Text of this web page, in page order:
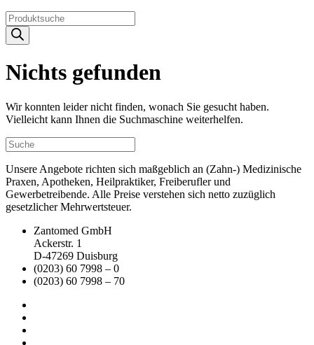
Products
search
Nichts gefunden
Wir konnten leider nicht finden, wonach Sie gesucht haben.
Vielleicht kann Ihnen die Suchmaschine weiterhelfen.
Unsere Angebote richten sich maßgeblich an (Zahn-) Medizinische
Praxen, Apotheken, Heilpraktiker, Freiberufler und
Gewerbetreibende. Alle Preise verstehen sich netto zuzüglich
gesetzlicher Mehrwertsteuer.
Zantomed GmbH
Ackerstr. 1
D-47269 Duisburg
(0203) 60 7998 – 0
(0203) 60 7998 – 70